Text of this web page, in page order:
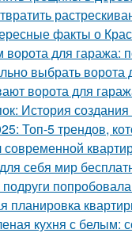
факты о
для гаража:
выбрать ворота
ворота для
История
Топ-5 трендов,
себя мир
планировка
кухня с белым: